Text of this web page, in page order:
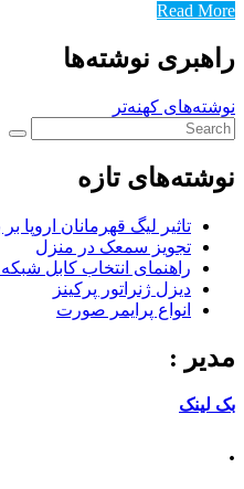
Read More
راهبری نوشته‌ها
نوشته‌های کهنه‌تر
نوشته‌های تازه
تاثیر لیگ قهرمانان اروپا
تجویز سمعک در منزل
راهنمای انتخاب کابل
دیزل ژنراتور پرکینز
انواع پرایمر صورت
مدیر :
بک لینک
.